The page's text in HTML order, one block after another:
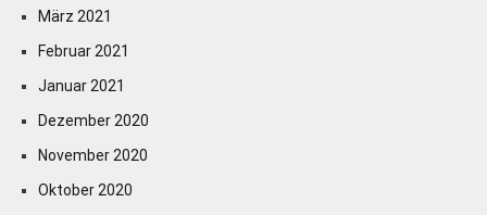
März 2021
Februar 2021
Januar 2021
Dezember 2020
November 2020
Oktober 2020